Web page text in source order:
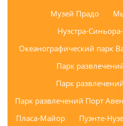
Музей Прадо
Нуэстра-
Океанографический парк
Парк
Парк
Парк развлечений Порт
Пласа-Майор
Пуэнте-